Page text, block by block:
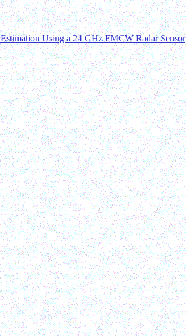
Using a 24 GHz FMCW Radar Sensor